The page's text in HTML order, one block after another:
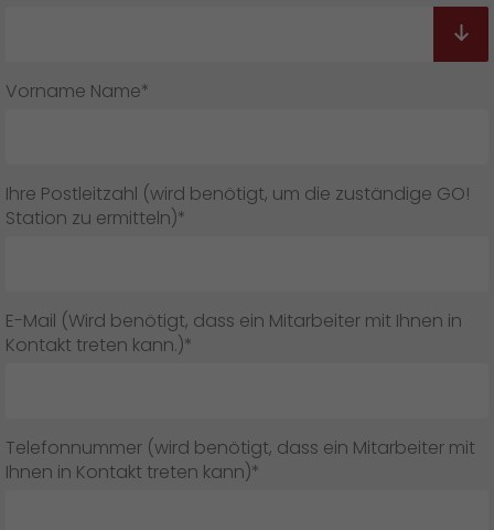
Vorname Name*
Ihre Postleitzahl (wird benötigt, um die zuständige GO!
Station zu ermitteln)*
E-Mail (Wird benötigt, dass ein Mitarbeiter mit Ihnen in
Kontakt treten kann.)*
Telefonnummer (wird benötigt, dass ein Mitarbeiter mit
Ihnen in Kontakt treten kann)*